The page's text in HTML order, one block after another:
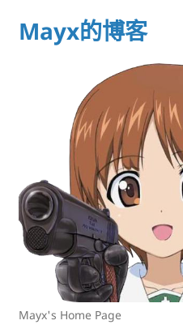
Mayx的博客
Mayx's Home Page